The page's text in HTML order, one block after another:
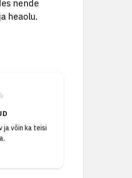
nende
heaolu.
ja võin ka teisi